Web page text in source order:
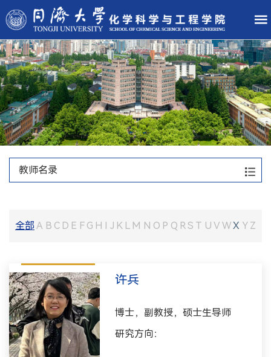
教师名录
全部A B C D E F G H I J K L M N O P Q RS T U V WX Y Z
许兵
博士，副教授，硕士生导师
研究方向：